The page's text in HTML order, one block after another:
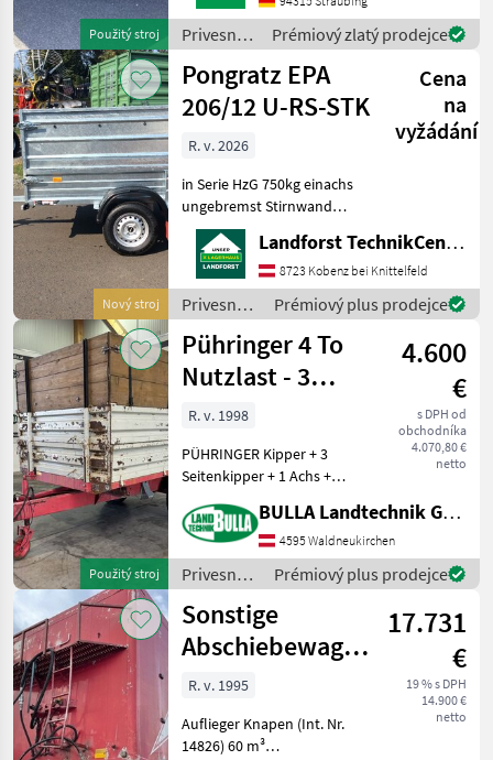
Použitý stroj
und BordwändeHolzboden
muss zum Teil erneuert
werden
Privesné
vozíky /
Sonstige
Prémiový zlatý prodejce
Nový stroj
Pongratz EPA
206/12 U-RS-STK
Cena
na
vyžádání
R. v. 2026
in Serie HzG 750kg einachs
ungebremst Stirnwand
klappbar Aufsatzwände
600mm Flachplane grau
Um Ihnen unnötige
Wartezeiten oder
Wegstrecken zu ersparen,
bitten wir
Landforst TechnikCenter Knittelfeld
8723 Kobenz bei Knittelfeld
Privesné
vozíky /
Pongratz
Prémiový plus prodejce
Použitý stroj
Pühringer 4 To
Nutzlast - 3
Seitenkipper
4.600
€
s DPH od
obchodníka
4.070,80 €
netto
R. v. 1998
PÜHRINGER Kipper + 3
Seitenkipper + 1 Achs +
m + Stahlbordwand - 2x 40
cm + Holzaufsatzwand 70
cm + Gesamtgewicht 5100
kg + Nutzlast
BULLA Landtechnik GmbH
4595 Waldneukirchen
Privesné
vozíky /
Pühringer
Prémiový plus prodejce
Sonstige
Abschiebewagen
-
Schubbodenanhänger
Knapen 60m³
17.731
€
19 % s DPH
14.900 €
netto
R. v. 1995
Auflieger Knapen (Int. Nr.
14826) 60 m³